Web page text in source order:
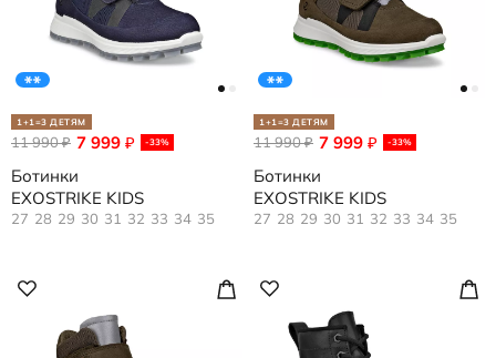
1+1=3 ДЕТЯМ
7 999 ₽ -33%
11 990₽
Ботинки
EXOSTRIKE KIDS
27 28 29 30 31 32 33 34 35
1+1=3 ДЕТЯМ
7 999 ₽ -33%
11 990₽
Ботинки
EXOSTRIKE KIDS
27 28 29 30 31 32 33 34 35